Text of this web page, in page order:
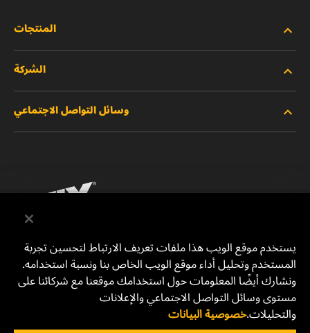
المنتجات
المنتجات الجديدة
المنتجات المتوقفة/المستبدلة
الشركة
الوظائف
إشعار قانوني
الطباعة
للتواصل معنا
وسائل التواصل الاجتماعي
يوتيوب
MANN+HUMMEL Middle East FZE
DAFZA (Dubai Airport Free Zone)
يستخدم موقع الويب هذا ملفات تعريف الارتباط لتحسين تجربة
المستخدم وتحليل أداء موقع الويب الخاص بنا ونسبة استخدامه.
ونشارك أيضًا المعلومات حول استخدامك موقعنا مع شركائنا على
مستوى وسائل التواصل الاجتماعي والإعلانات
والتحليلات.خصوصية البيانات